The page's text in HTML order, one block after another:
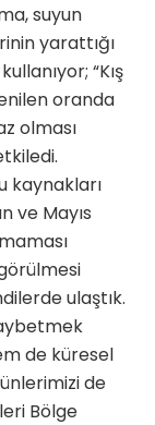
suyun
yarattığı
“Kış
oranda
olması
kaynakları
ve Mayıs
ulaştık.
de küresel
de
Bölge